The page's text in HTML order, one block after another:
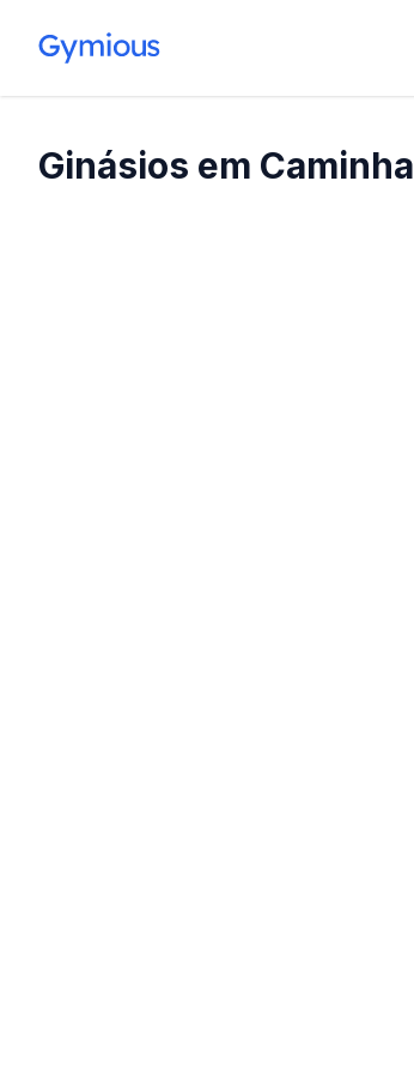
Ginásios em Caminha